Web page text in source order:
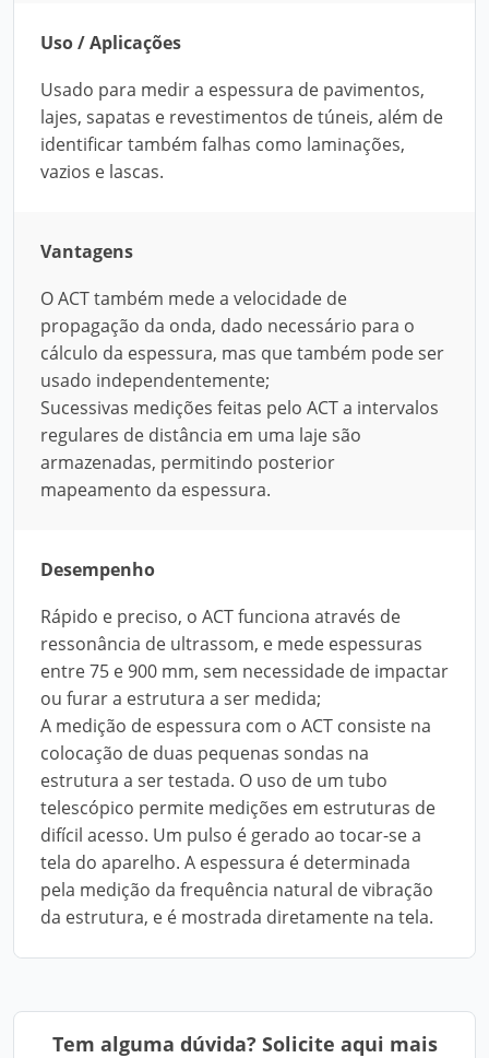
Uso / Aplicações
Usado para medir a espessura de pavimentos,
lajes, sapatas e revestimentos de túneis, além de
identificar também falhas como laminações,
vazios e lascas.
Vantagens
O ACT também mede a velocidade de
propagação da onda, dado necessário para o
cálculo da espessura, mas que também pode ser
usado independentemente;
Sucessivas medições feitas pelo ACT a intervalos
regulares de distância em uma laje são
armazenadas, permitindo posterior
mapeamento da espessura.
Desempenho
Rápido e preciso, o ACT funciona através de
ressonância de ultrassom, e mede espessuras
entre 75 e 900 mm, sem necessidade de impactar
ou furar a estrutura a ser medida;
A medição de espessura com o ACT consiste na
colocação de duas pequenas sondas na
estrutura a ser testada. O uso de um tubo
telescópico permite medições em estruturas de
difícil acesso. Um pulso é gerado ao tocar-se a
tela do aparelho. A espessura é determinada
pela medição da frequência natural de vibração
da estrutura, e é mostrada diretamente na tela.
Tem alguma dúvida? Solicite aqui mais